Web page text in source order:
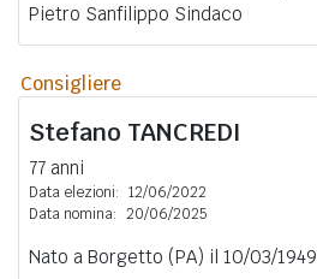
Pietro Sanfilippo Sindaco
Consigliere
Stefano TANCREDI
77 anni
Data elezioni: 12/06/2022
Data nomina: 20/06/2025
Nato a Borgetto (PA) il 10/03/1949